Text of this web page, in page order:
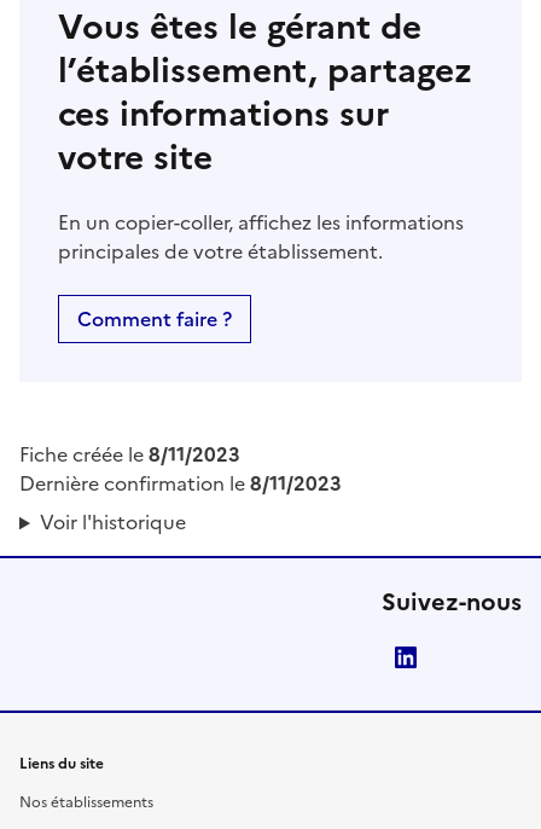
Vous êtes le gérant de
l’établissement, partagez
ces informations sur
votre site
En un copier-coller, affichez les informations
principales de votre établissement.
Comment faire ?
Fiche créée le8/11/2023
Dernière confirmation le8/11/2023
Voir l'historique
Suivez-nous
Liens du site
Nos établissements